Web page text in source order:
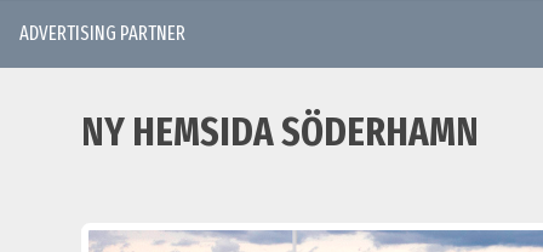
ADVERTISING PARTNER
NY HEMSIDA SÖDERHAMN